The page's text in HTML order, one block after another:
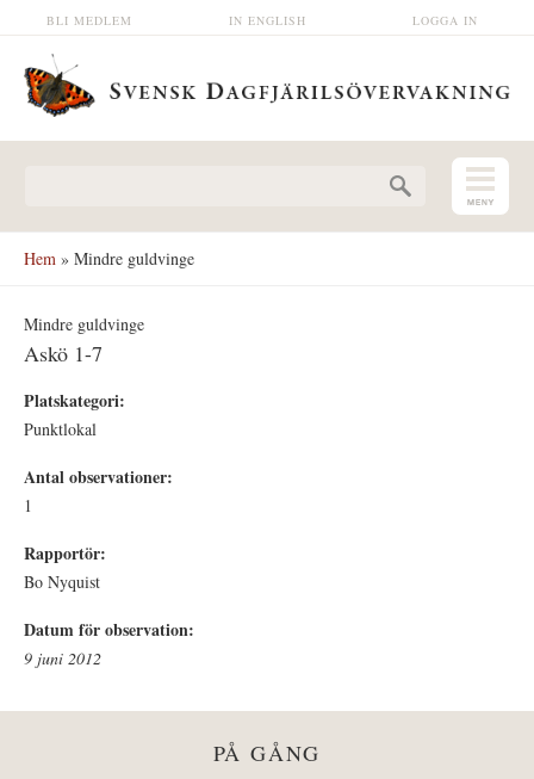
Hoppa till huvudinnehåll LOGGA IN
IN ENGLISH
BLI MEDLEM
Hem » Mindre guldvinge
Mindre guldvinge
Askö 1-7
Platskategori:
Punktlokal
Antal observationer:
1
Rapportör:
Bo Nyquist
Datum för observation:
9 juni 2012
PÅ GÅNG